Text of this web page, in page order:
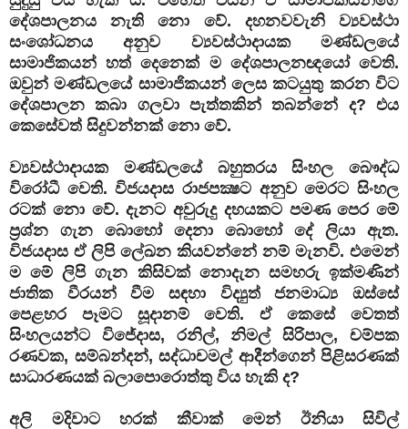
දේශපාලනය නැති නො වේ. දහනවවැනි ව්‍යවස්ථා
සංශෝධනය අනුව ව්‍යවස්ථාදායක මණ්ඩලයේ
සාමාජිකයන් හත් දෙනෙක් ම දේශපාලනඥයෝ වෙති.
ඔවුන් මණ්ඩලයේ සාමාජිකයන් ලෙස කටයුතු කරන විට
දේශපාලන කබා ගලවා පැත්තකින් තබන්නේ ද? එය
කෙසේවත් සිදුවන්නක් නො වේ.
ව්‍යවස්ථාදායක මණ්ඩලයේ බහුතරය සිංහල බෞද්ධ
විරෝධී වෙති. විජයදාස රාජපක්‍ෂට අනුව මෙරට සිංහල
රටක් නො වේ. දැනට අවුරුදු දහයකට පමණ පෙර මේ
ප්‍රශ්න ගැන බොහෝ දෙනා බොහෝ දේ ලියා ඇත.
විජයදාස ඒ ලිපි ලේඛන කියවන්නේ නම් මැනවි. එමෙන්
ම මේ ලිපි ගැන කිසිවක් නොදැන සමහරු ඉක්මණින්
ජාතික වීරයන් වීම සඳහා විද්‍යුත් ජනමාධ්‍ය ඔස්සේ
පෙළහර පෑමට සූදානම් වෙති. ඒ කෙසේ වෙතත්
සිංහලයන්ට විජේදාස, රනිල්, නිමල් සිරිපාල, චම්පක
රණවක, සම්බන්දන්, සද්ධාචමල් ආදීන්ගෙන් පිළිසරණක්
සාධාරණයක් බලාපොරොත්තු විය හැකි ද?
අලි මදිවාට හරක් කීවාක් මෙන් ඊනියා සිවිල්